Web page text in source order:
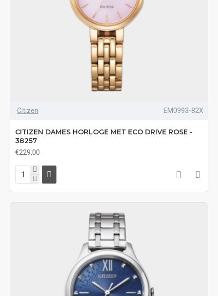
Citizen EM0993-82X
CITIZEN DAMES HORLOGE MET ECO DRIVE ROSE -
38257
€229,00